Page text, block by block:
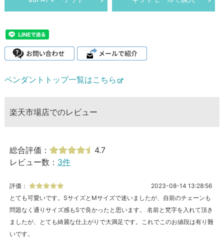
ペンダントトップ一覧はこちら
楽天市場店でのレビュー
総合評価：
4.7
レビュー数： 3件
評価：
2023-08-14 13:28:56
とても可愛いです。SサイズとMサイズで迷いましたが、自前のチェーンも
問題なく通りサイズ感もSで良かったと思います。 名前と梵字を入れて頂き
ましたが、とても綺麗な仕上がりで大満足です。これでこのお値段は有り難
いです。